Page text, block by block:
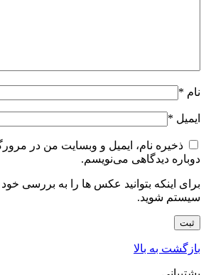
نام *
ایمیل *
ذخیره نام، ایمیل و وبسایت من در
دوباره دیدگاهی می‌نویسم.
برای اینکه بتوانید عکس ها را به بررسی خود
سیستم شوید.
بازگشت به بالا